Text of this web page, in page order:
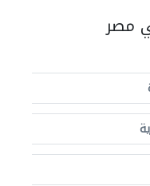
مصر